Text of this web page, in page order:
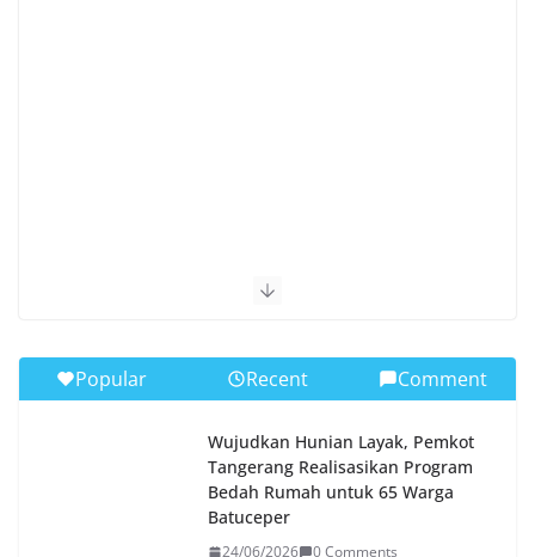
Popular Recent Comment
Wujudkan Hunian Layak, Pemkot
Tangerang Realisasikan Program
Bedah Rumah untuk 65 Warga
Batuceper
24/06/2026 0 Comments